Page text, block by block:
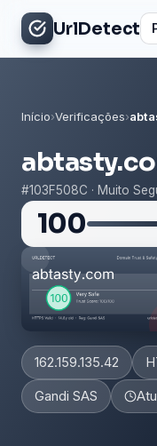
UrlDetect
Início›Verificações›
#103F508C · Muito
100
162.159.135.42
Gandi SAS